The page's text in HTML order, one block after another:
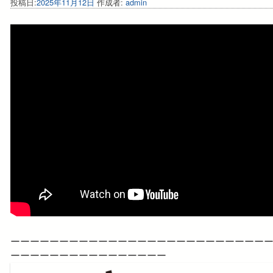
ーーーーーーーーーーーーーーーーーーーーーーーーーー
ーーーーーーーーーーーーーーーー